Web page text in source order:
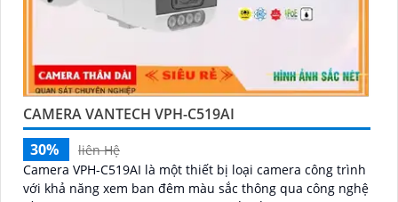
CAMERA VANTECH VPH-C519AI
30%
liên Hệ
Camera VPH-C519AI là một thiết bị loại camera công trình
với khả năng xem ban đêm màu sắc thông qua công nghệ